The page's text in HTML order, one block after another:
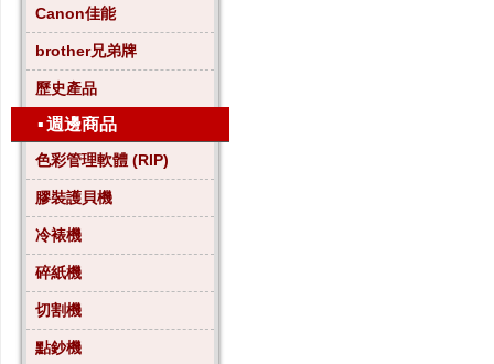
Canon佳能
brother兄弟牌
歷史產品
▪週邊商品
色彩管理軟體 (RIP)
膠裝護貝機
冷裱機
碎紙機
切割機
點鈔機